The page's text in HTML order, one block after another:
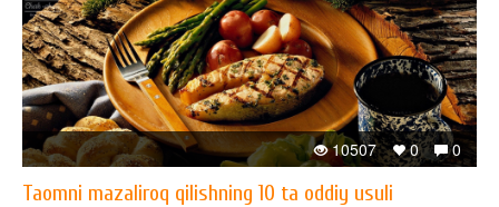
0
0
10507
Taomni mazaliroq qilishning 10 ta oddiy usuli